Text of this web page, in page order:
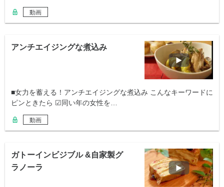
動画
アンチエイジングな煮込み
■女力を蓄える！アンチエイジングな煮込み こんなキーワードに
ピンときたら ☑同い年の女性を…
動画
ガトーインビジブル &自家製グ
ラノーラ